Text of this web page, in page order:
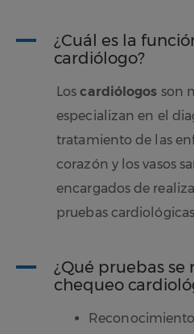
A
¿Cuál es la
cardiólogo?
Loscardiólogos son
especializan en el
tratamiento de las
corazón y los vasos
encargados de
pruebas
A
¿Qué pruebas se
chequeo